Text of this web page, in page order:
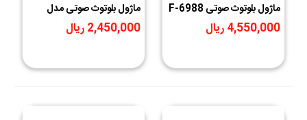
ماژول بلوتوث صوتی F-6988
V3.1
4,550,000 ریال
ماژول بلوتوث صوتی مدل
JDY-68A
2,450,000 ریال